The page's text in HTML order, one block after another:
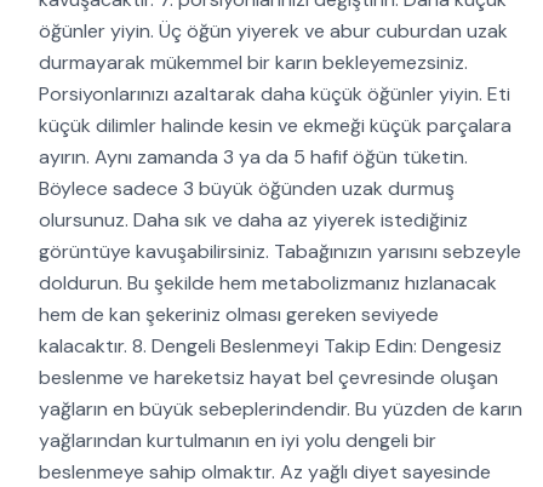
öğünler yiyin. Üç öğün yiyerek ve abur cuburdan uzak
durmayarak mükemmel bir karın bekleyemezsiniz.
Porsiyonlarınızı azaltarak daha küçük öğünler yiyin. Eti
küçük dilimler halinde kesin ve ekmeği küçük parçalara
ayırın. Aynı zamanda 3 ya da 5 hafif öğün tüketin.
Böylece sadece 3 büyük öğünden uzak durmuş
olursunuz. Daha sık ve daha az yiyerek istediğiniz
görüntüye kavuşabilirsiniz. Tabağınızın yarısını sebzeyle
doldurun. Bu şekilde hem metabolizmanız hızlanacak
hem de kan şekeriniz olması gereken seviyede
kalacaktır. 8. Dengeli Beslenmeyi Takip Edin: Dengesiz
beslenme ve hareketsiz hayat bel çevresinde oluşan
yağların en büyük sebeplerindendir. Bu yüzden de karın
yağlarından kurtulmanın en iyi yolu dengeli bir
beslenmeye sahip olmaktır. Az yağlı diyet sayesinde